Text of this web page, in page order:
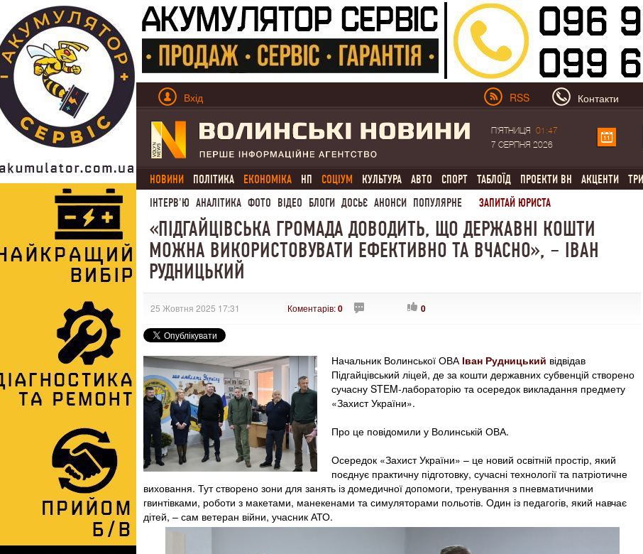
Вхід RSS Контакти
П'ЯТНИЦЯ
01:47
7 СЕРПНЯ 2026
НОВИНИ ПОЛІТИКА ЕКОНОМІКА НП СОЦІУМ КУЛЬТУРА АВТО СПОРТ ТАБЛОЇД ПРОЕКТИ ВН АКЦЕНТИ
ІНТЕРВ'Ю АНАЛІТИКА ФОТО ВІДЕО БЛОГИ ДОСЬЄ АНОНСИ ПОПУЛЯРНЕ ЗАПИТАЙ ЮРИСТА
«ПІДГАЙЦІВСЬКА ГРОМАДА ДОВОДИТЬ, ЩО ДЕРЖАВНІ КОШТИ
МОЖНА ВИКОРИСТОВУВАТИ ЕФЕКТИВНО ТА ВЧАСНО», – ІВАН
РУДНИЦЬКИЙ
25 Жовтня 2025 17:31 Коментарів:0 0
Начальник Волинської ОВА Іван Рудницький відвідав
Підгайцівський ліцей, де за кошти державних субвенцій створено
сучасну STEM-лабораторію та осередок викладання предмету
«Захист України».
Про це повідомили у Волинській ОВА.
Осередок «Захист України» – це новий освітній простір, який
поєднує практичну підготовку, сучасні технології та патріотичне
виховання. Тут створено зони для занять із домедичної допомоги, тренування з пневматичними
гвинтівками, роботи з макетами, манекенами та симуляторами польотів. Один із педагогів, який навчає
дітей, – сам ветеран війни, учасник АТО.